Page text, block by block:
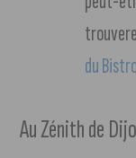
du
Au Zénith de